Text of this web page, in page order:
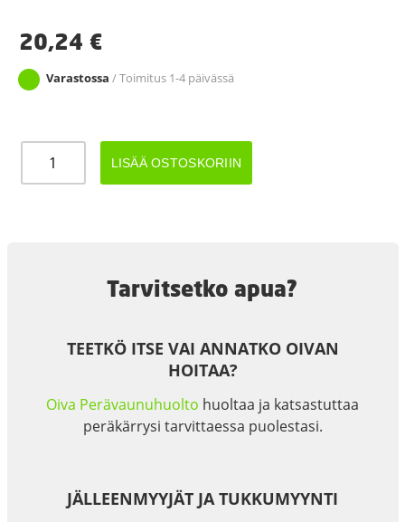
20,24 €
Varastossa / Toimitus 1-4 päivässä
LISÄPEILI
LISÄÄ OSTOSKORIIN
Tarvitsetko apua?
TEETKÖ ITSE VAI ANNATKO OIVAN
HOITAA?
Oiva Perävaunuhuolto huoltaa ja katsastuttaa
peräkärrysi tarvittaessa puolestasi.
JÄLLEENMYYJÄT JA TUKKUMYYNTI